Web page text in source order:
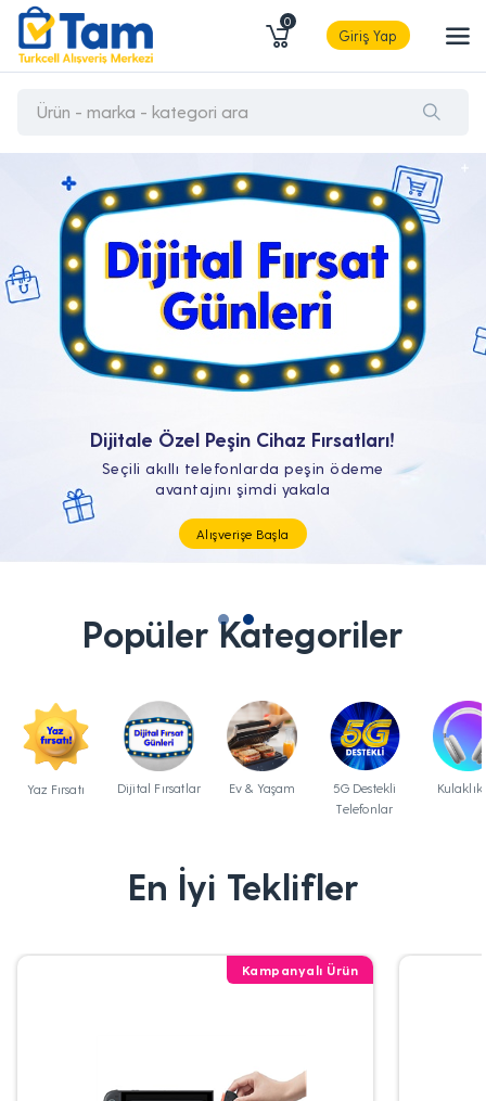
0
Giriş Yap
Tüm Teknolojik İhtiyaçların Tam'da
Popüler Kategoriler
Yaz Fırsatı Dijital Fırsatlar Ev & Yaşam
5G Destekli
Telefonlar
En İyi Teklifler
Kampanyalı Ürün